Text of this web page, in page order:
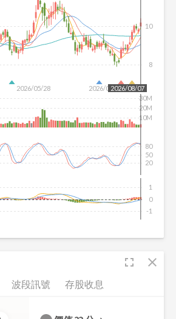
2026/05/28 2026/07/16
8
10
2026/08/07
10M
20M
30M
20
50
80
-1
0
1
fullscreen close
波段訊號 存股收息